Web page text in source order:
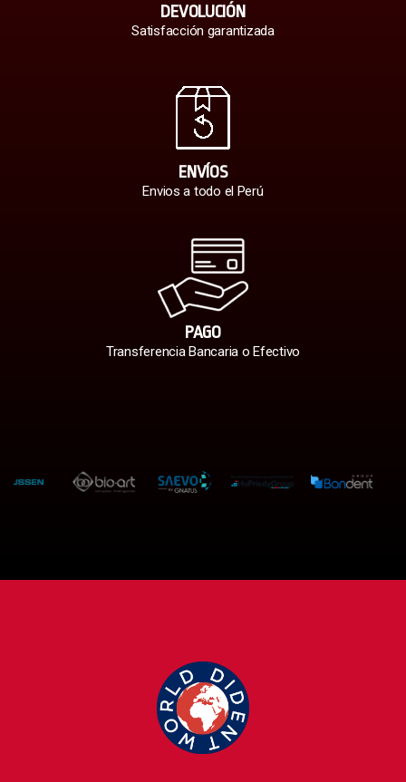
DEVOLUCIÓN
Satisfacción garantizada
ENVÍOS
Envios a todo el Perú
PAGO
Transferencia Bancaria o Efectivo